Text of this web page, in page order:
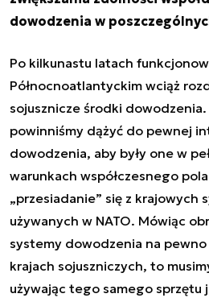
dowodzenia w
Po kilkunastu latach
Północnoatlantyckim wciąż
sojusznicze środki dowodzenia.
powinniśmy dążyć do pewnej
dowodzenia, aby były one w
warunkach współczesnego
„przesiadanie” się z krajowych
używanych w NATO. Mówiąc
systemy dowodzenia na
krajach sojuszniczych, to
używając tego samego sprzętu